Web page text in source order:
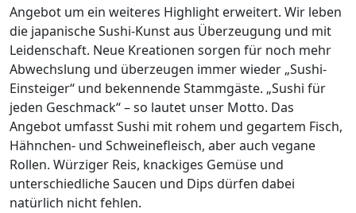
Angebot um ein weiteres Highlight erweitert. Wir leben
die japanische Sushi-Kunst aus Überzeugung und mit
Leidenschaft. Neue Kreationen sorgen für noch mehr
Abwechslung und überzeugen immer wieder „Sushi-
Einsteiger“ und bekennende Stammgäste. „Sushi für
jeden Geschmack“ – so lautet unser Motto. Das
Angebot umfasst Sushi mit rohem und gegartem Fisch,
Hähnchen- und Schweinefleisch, aber auch vegane
Rollen. Würziger Reis, knackiges Gemüse und
unterschiedliche Saucen und Dips dürfen dabei
natürlich nicht fehlen.